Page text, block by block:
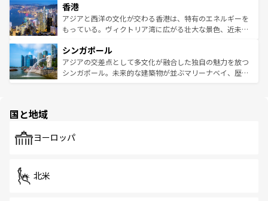
とつ。フォーやバインミー、ベトナムコーヒーなどは、ぜ
ひ現地で味わいたい。どの地域を訪れてもあたたかい人々
が旅行者を迎えてくれるので、きっと忘れられない旅にな
参照してほしい。
の活気が交差している。北部ではチェンマイなどの山岳地
帯で自然と触れ合い、南部ではプーケットやクラビの美し
いビーチでリゾート気分を楽しむことができる。タイ料理
激する。気候は一年中温暖で、どの季節にも異なる楽しみ
が待っている。親しみやすいタイの人々、仏教を中心とし
た文化、そして多様な観光資源が、訪れる旅人を魅了し続
香港
アジアと西洋の文化が交わる香港は、特有のエネルギーを
もっている。ヴィクトリア湾に広がる壮大な景色、近未来
み、どこを訪れても感動するはず。観光スポットが密集し
ており、効率よく見どころを回れるのも魅力。息をのむよ
うな絶景から文化的な体験まで、香港を存分に楽しみ尽く
シンガポール
アジアの交差点として多文化が融合した独自の魅力を放つ
シンガポール。未来的な建築物が並ぶマリーナベイ、歴史
で、ホーカーズは地元の風情を楽しめる外せないスポット
国と地域
ヨーロッパ
北米